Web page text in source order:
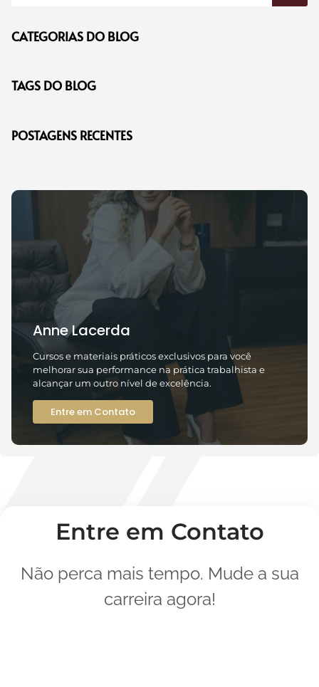
CATEGORIAS DO BLOG
TAGS DO BLOG
POSTAGENS RECENTES
Anne Lacerda
Cursos e materiais práticos exclusivos para você
melhorar sua performance na prática trabalhista e
alcançar um outro nível de excelência.
Entre em Contato
Entre em Contato
Não perca mais tempo. Mude a sua
carreira agora!